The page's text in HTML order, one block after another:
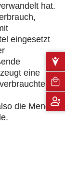
hat.
eingesetzt
eine
die Menge